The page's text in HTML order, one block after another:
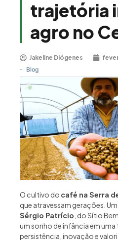
trajetória
agro no
Jakeline Diógenes
- Blog
O cultivo do café na Serra
que atravessam gerações.
Sérgio Patrício , do Sítio
um sonho de infância em
persistência, inovação e